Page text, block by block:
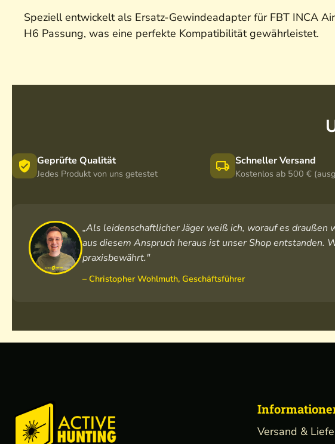
Speziell entwickelt als Ersatz-Gewindeadapter für FBT INCA
H6 Passung, was eine perfekte Kompatibilität gewährleistet.
Geprüfte Qualität
Jedes Produkt von uns getestet
Schneller Versand
Kostenlos ab 500 €
„Als leidenschaftlicher Jäger weiß ich, worauf es
aus diesem Anspruch heraus ist unser Shop
praxisbewährt."
– Christopher Wohlmuth, Geschäftsführer
Versand &